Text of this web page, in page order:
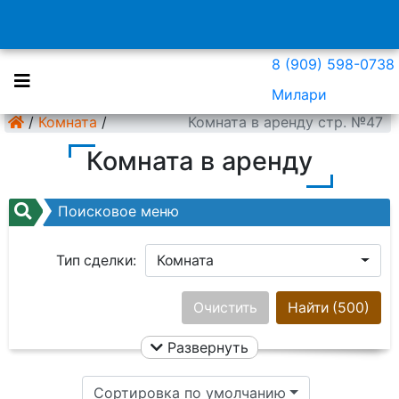
8 (909) 598-0738
Милари
/ Комната / Комната в аренду стр. №47
Комната в аренду
Поисковое меню
Тип сделки: Комната
Ничего не выбрано
Цена:
Найти (500)
Очистить
Развернуть
Сортировка по умолчанию